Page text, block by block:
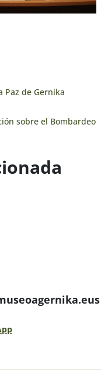
Paz de Gernika
sobre el Bombardeo